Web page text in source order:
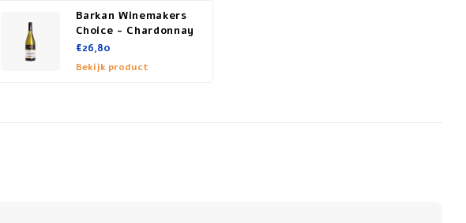
Barkan Winemakers
Choice - Chardonnay
€26,80
Bekijk product